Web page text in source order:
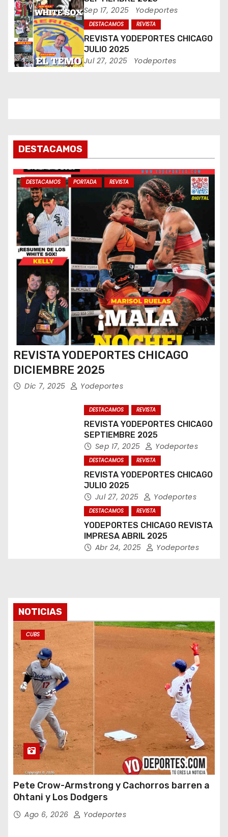
e
n
t
a
s
Sep 17, 2025 Yodeportes
DESTACAMOS REVISTA
REVISTA YODEPORTES CHICAGO
JULIO 2025
Jul 27, 2025 Yodeportes
DESTACAMOS
DESTACAMOS PORTADA REVISTA
REVISTA YODEPORTES CHICAGO
DICIEMBRE 2025
Dic 7, 2025 Yodeportes
DESTACAMOS REVISTA
REVISTA YODEPORTES CHICAGO
SEPTIEMBRE 2025
Sep 17, 2025 Yodeportes
DESTACAMOS REVISTA
REVISTA YODEPORTES CHICAGO
JULIO 2025
Jul 27, 2025 Yodeportes
DESTACAMOS REVISTA
YODEPORTES CHICAGO REVISTA
IMPRESA ABRIL 2025
Abr 24, 2025 Yodeportes
NOTICIAS
CUBS
Pete Crow-Armstrong y Cachorros barren a
Ohtani y Los Dodgers
Ago 6, 2026 Yodeportes